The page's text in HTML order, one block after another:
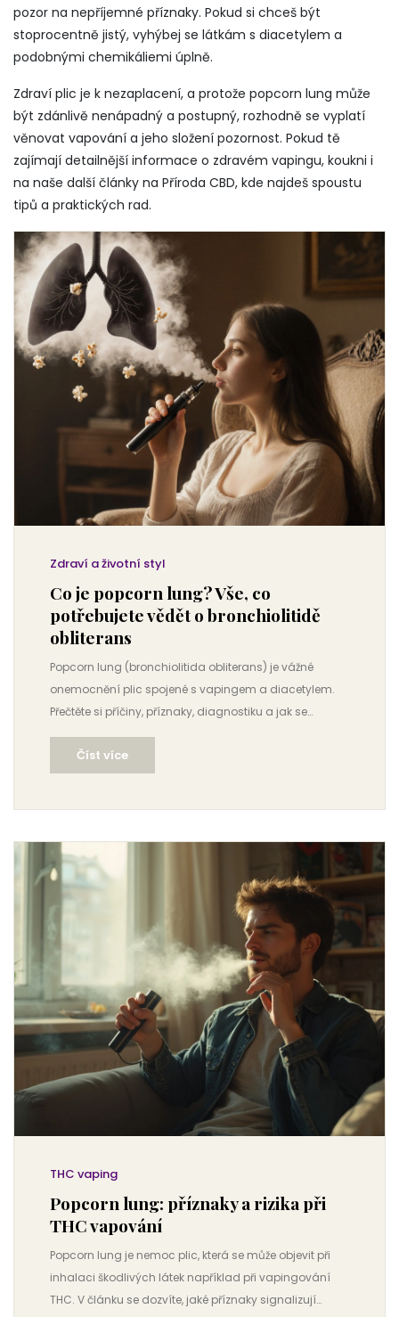
pozor na nepříjemné příznaky. Pokud si chceš být
stoprocentně jistý, vyhýbej se látkám s diacetylem a
podobnými chemikáliemi úplně.
Zdraví plic je k nezaplacení, a protože popcorn lung může
být zdánlivě nenápadný a postupný, rozhodně se vyplatí
věnovat vapování a jeho složení pozornost. Pokud tě
zajímají detailnější informace o zdravém vapingu, koukni i
na naše další články na Příroda CBD, kde najdeš spoustu
tipů a praktických rad.
Zdraví a životní styl
Co je popcorn lung? Vše, co
potřebujete vědět o bronchiolitidě
obliterans
Popcorn lung (bronchiolitida obliterans) je vážné
onemocnění plic spojené s vapingem a diacetylem.
Přečtěte si příčiny, příznaky, diagnostiku a jak se
chránit.
Číst více
THC vaping
Popcorn lung: příznaky a rizika při
THC vapování
Popcorn lung je nemoc plic, která se může objevit při
inhalaci škodlivých látek například při vapingování
THC. V článku se dozvíte, jaké příznaky signalizují